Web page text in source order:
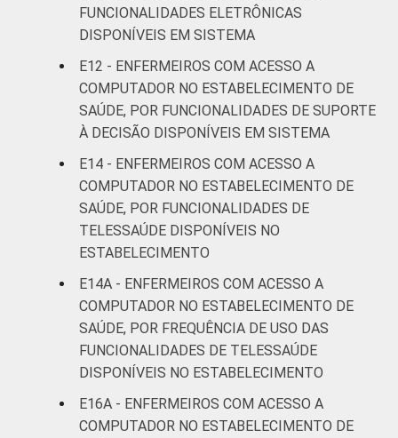
FUNCIONALIDADES ELETRÔNICAS
DISPONÍVEIS EM SISTEMA
E12 - ENFERMEIROS COM ACESSO A
COMPUTADOR NO ESTABELECIMENTO DE
SAÚDE, POR FUNCIONALIDADES DE SUPORTE
À DECISÃO DISPONÍVEIS EM SISTEMA
E14 - ENFERMEIROS COM ACESSO A
COMPUTADOR NO ESTABELECIMENTO DE
SAÚDE, POR FUNCIONALIDADES DE
TELESSAÚDE DISPONÍVEIS NO
ESTABELECIMENTO
E14A - ENFERMEIROS COM ACESSO A
COMPUTADOR NO ESTABELECIMENTO DE
SAÚDE, POR FREQUÊNCIA DE USO DAS
FUNCIONALIDADES DE TELESSAÚDE
DISPONÍVEIS NO ESTABELECIMENTO
E16A - ENFERMEIROS COM ACESSO A
COMPUTADOR NO ESTABELECIMENTO DE